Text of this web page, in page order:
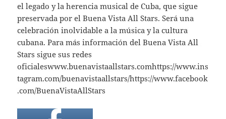
el legado y la herencia musical de Cuba, que sigue
preservada por el Buena Vista All Stars. Será una
celebración inolvidable a la música y la cultura
cubana. Para más información del Buena Vista All
Stars sigue sus redes
oficialeswww.buenavistaallstars.comhttps://www.ins
tagram.com/buenavistaallstars/https://www.facebook
.com/BuenaVistaAllStars